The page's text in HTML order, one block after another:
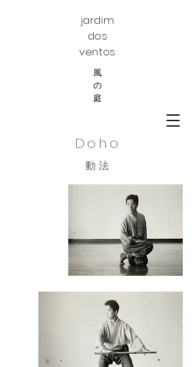
jardim
dos
ventos
風
の
庭
Doho
動 法